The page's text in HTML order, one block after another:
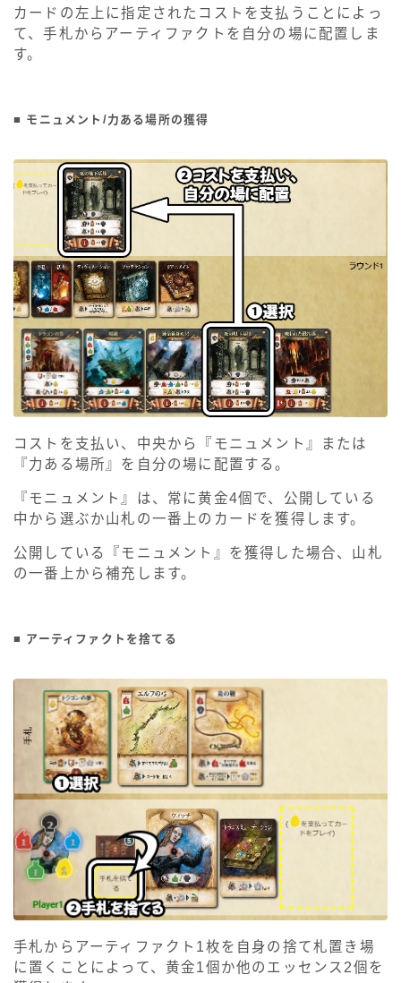
カードの左上に指定されたコストを支払うことによっ
て、手札からアーティファクトを自分の場に配置しま
す。
■ モニュメント/力ある場所の獲得
コストを支払い、中央から『モニュメント』または
『力ある場所』を自分の場に配置する。
『モニュメント』は、常に黄金4個で、公開している
中から選ぶか山札の一番上のカードを獲得します。
公開している『モニュメント』を獲得した場合、山札
の一番上から補充します。
■ アーティファクトを捨てる
手札からアーティファクト1枚を自身の捨て札置き場
に置くことによって、黄金1個か他のエッセンス2個を